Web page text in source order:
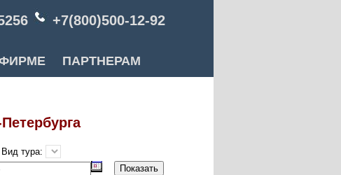
+7(800)500-12-92
ПАРТНЕРАМ
Вид тура: